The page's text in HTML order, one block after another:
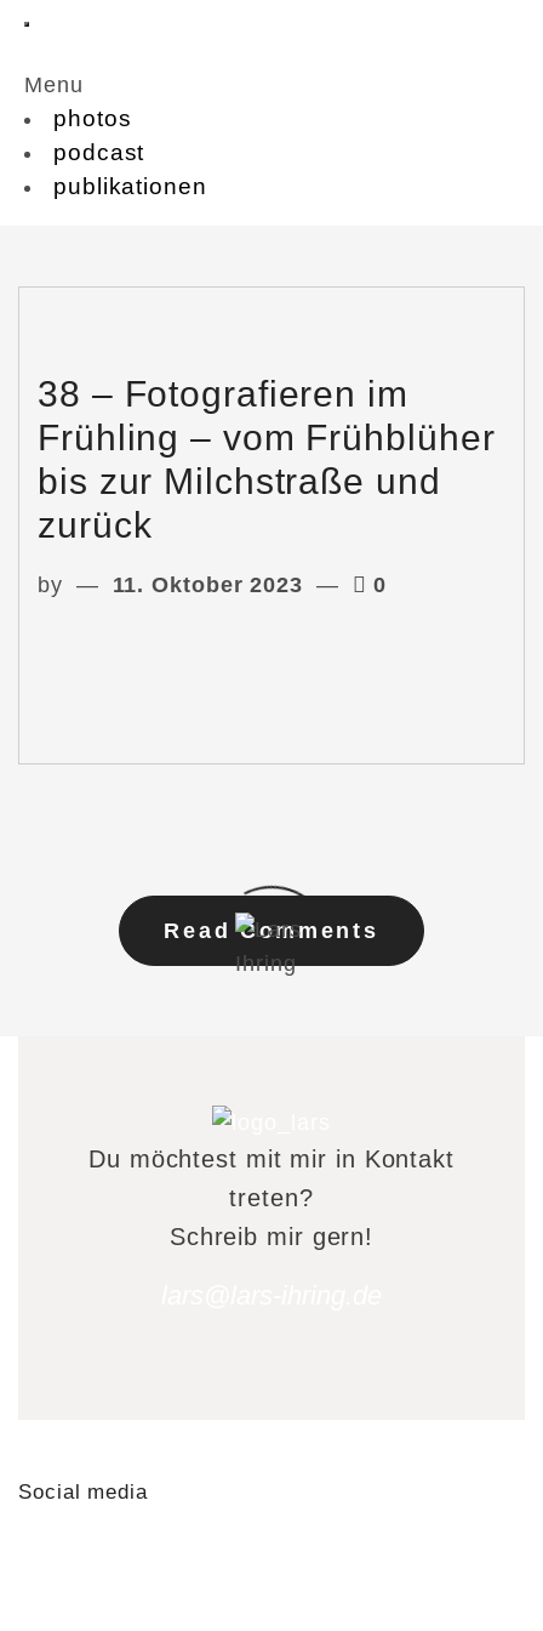
Menu
photos
podcast
publikationen
38 – Fotografieren im
Frühling – vom Frühblüher
bis zur Milchstraße und
zurück
by 11. Oktober 2023 0
Read Comments
Du möchtest mit mir in Kontakt
treten?
Schreib mir gern!
Social media